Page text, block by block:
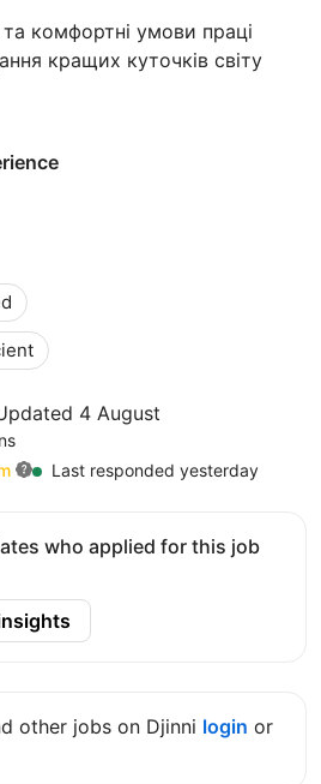
комфортні умови праці
кращих куточків світу
4 August
Last responded yesterday
who applied for this job
other jobs on Djinni login or